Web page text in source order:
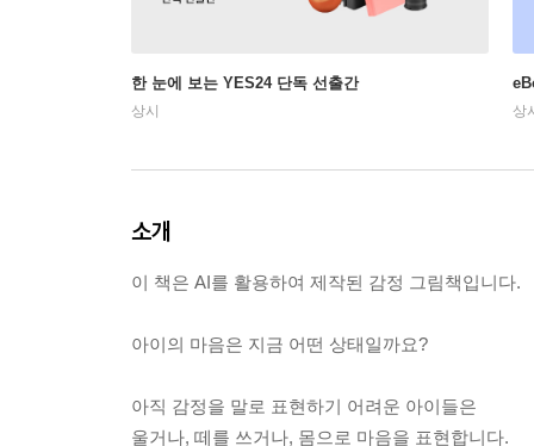
한 눈에 보는 YES24 단독 선출간
상시 상
소개
이 책은 AI를 활용하여 제작된 감정 그림책입니다.
아이의 마음은 지금 어떤 상태일까요?
아직 감정을 말로 표현하기 어려운 아이들은
울거나, 떼를 쓰거나, 몸으로 마음을 표현합니다.